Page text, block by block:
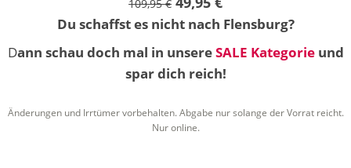
109,95 €
Du schaffst es nicht nach Flensburg?
Dann schau doch mal in unsereSALE Kategorieund
spar dich reich!
Änderungen und Irrtümer vorbehalten. Abgabe nur solange der Vorrat reicht.
Nur online.